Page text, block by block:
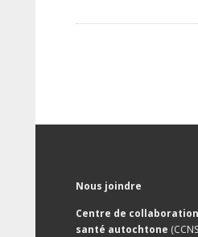
Nous joindre
Centre de
santé autochtone